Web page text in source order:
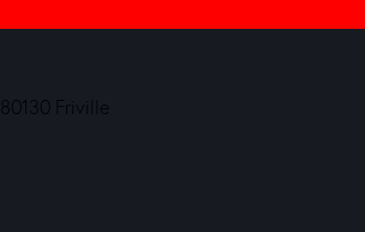
Friville